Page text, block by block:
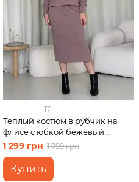
17
Теплый костюм в рубчик на
флисе с юбкой бежевый
Merlini Арно 100001342 размер
S-M (42-44)
1 299 грн 1 799 грн
Купить